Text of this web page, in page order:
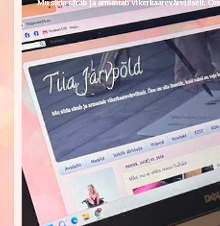
Mu süda särab ja armastab vikerkaarevärviliselt.